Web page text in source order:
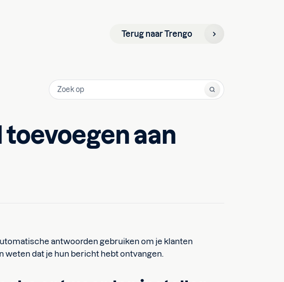
Terug naar Trengo
aan
antwoorden gebruiken om je klanten
weten dat je hun bericht hebt ontvangen.